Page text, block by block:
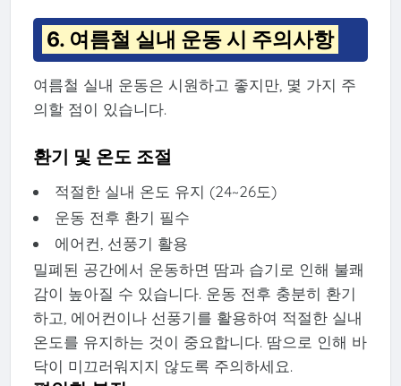
6. 여름철 실내 운동 시 주의사항
여름철 실내 운동은 시원하고 좋지만, 몇 가지 주
의할 점이 있습니다.
환기 및 온도 조절
적절한 실내 온도 유지 (24~26도)
운동 전후 환기 필수
에어컨, 선풍기 활용
밀폐된 공간에서 운동하면 땀과 습기로 인해 불쾌
감이 높아질 수 있습니다. 운동 전후 충분히 환기
하고, 에어컨이나 선풍기를 활용하여 적절한 실내
온도를 유지하는 것이 중요합니다. 땀으로 인해 바
닥이 미끄러워지지 않도록 주의하세요.